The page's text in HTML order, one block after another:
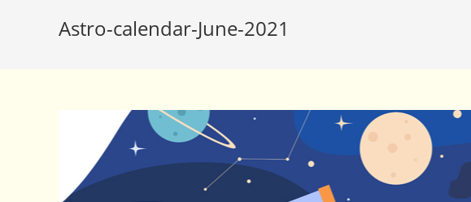
Astro-calendar-June-2021